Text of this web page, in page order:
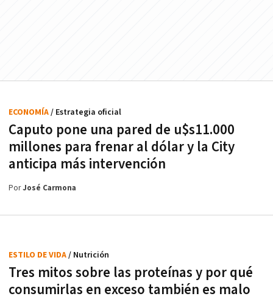
Caputo pone una pared de u$s11.000
millones para frenar al dólar y la City
anticipa más intervención
ECONOMÍA/ Estrategia oficial
PorJosé Carmona
Tres mitos sobre las proteínas y por qué
consumirlas en exceso también es malo
ESTILO DE VIDA/ Nutrición